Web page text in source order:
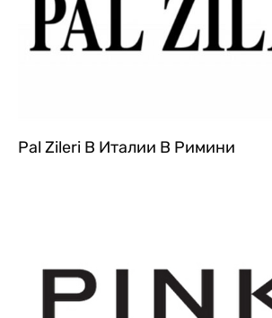
Pal Zileri В Италии В Римини